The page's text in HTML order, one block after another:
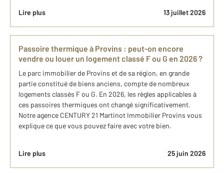
Lire plus 13 juillet 2026
Passoire thermique à Provins : peut-on encore
vendre ou louer un logement classé F ou G en 2026 ?
Le parc immobilier de Provins et de sa région, en grande
partie constitué de biens anciens, compte de nombreux
logements classés F ou G. En 2026, les règles applicables à
ces passoires thermiques ont changé significativement.
Notre agence CENTURY 21 Martinot Immobilier Provins vous
explique ce que vous pouvez faire avec votre bien.
Lire plus 25 juin 2026